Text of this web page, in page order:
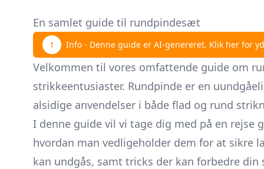
En samlet guide til rundpindesæt
Info - Denne guide er AI-genereret. Klik her for
Velkommen til vores omfattende guide om
strikkeentusiaster. Rundpinde er en
alsidige anvendelser i både flad og rund
I denne guide vil vi tage dig med på en
hvordan man vedligeholder dem for at sikre
kan undgås, samt tricks der kan forbedre din